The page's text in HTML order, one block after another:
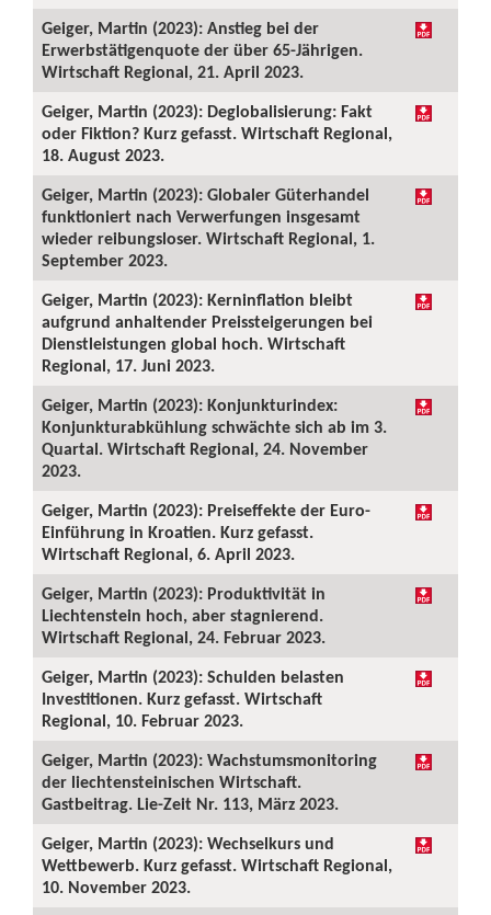
Geiger, Martin (2023): Anstieg bei der
Erwerbstätigenquote der über 65-Jährigen.
Wirtschaft Regional, 21. April 2023.
Geiger, Martin (2023): Deglobalisierung: Fakt
oder Fiktion? Kurz gefasst. Wirtschaft Regional,
18. August 2023.
Geiger, Martin (2023): Globaler Güterhandel
funktioniert nach Verwerfungen insgesamt
wieder reibungsloser. Wirtschaft Regional, 1.
September 2023.
Geiger, Martin (2023): Kerninflation bleibt
aufgrund anhaltender Preissteigerungen bei
Dienstleistungen global hoch. Wirtschaft
Regional, 17. Juni 2023.
Geiger, Martin (2023): Konjunkturindex:
Konjunkturabkühlung schwächte sich ab im 3.
Quartal. Wirtschaft Regional, 24. November
2023.
Geiger, Martin (2023): Preiseffekte der Euro-
Einführung in Kroatien. Kurz gefasst.
Wirtschaft Regional, 6. April 2023.
Geiger, Martin (2023): Produktivität in
Liechtenstein hoch, aber stagnierend.
Wirtschaft Regional, 24. Februar 2023.
Geiger, Martin (2023): Schulden belasten
Investitionen. Kurz gefasst. Wirtschaft
Regional, 10. Februar 2023.
Geiger, Martin (2023): Wachstumsmonitoring
der liechtensteinischen Wirtschaft.
Gastbeitrag. Lie-Zeit Nr. 113, März 2023.
Geiger, Martin (2023): Wechselkurs und
Wettbewerb. Kurz gefasst. Wirtschaft Regional,
10. November 2023.